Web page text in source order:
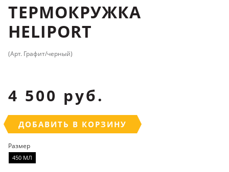
ТЕРМОКРУЖКА
HELIPORT
(Арт. Графит/черный)
4 500 руб.
ДОБАВИТЬ В КОРЗИНУ
Размер
450 МЛ